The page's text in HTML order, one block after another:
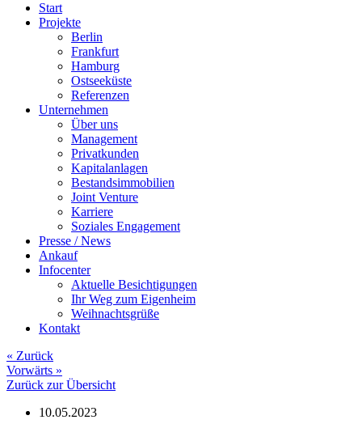
Start
Projekte
Berlin
Frankfurt
Hamburg
Ostseeküste
Referenzen
Unternehmen
Über uns
Management
Privatkunden
Kapitalanlagen
Bestandsimmobilien
Joint Venture
Karriere
Soziales Engagement
Presse / News
Ankauf
Infocenter
Aktuelle Besichtigungen
Ihr Weg zum Eigenheim
Weihnachtsgrüße
Kontakt
« Zurück
Vorwärts »
Zurück zur Übersicht
10.05.2023